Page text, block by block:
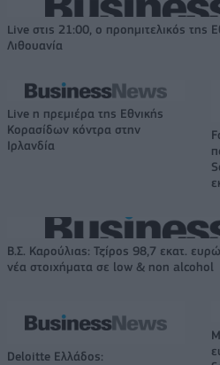
Live στις 21:00, ο προημιτελικός της
Λιθουανία
Live η πρεμιέρα της Εθνικής
Κορασίδων κόντρα στην
Ιρλανδία
Β.Σ. Καρούλιας: Τζίρος 98,7 εκατ.
νέα στοιχήματα σε low & non alcohol
Deloitte Ελλάδος: